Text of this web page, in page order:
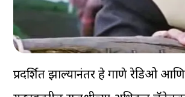
प्रदर्शित झाल्यानंतर हे गाणे रेडिओ